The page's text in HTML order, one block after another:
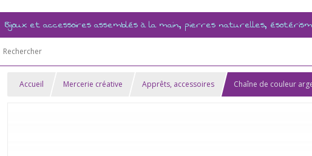
Bijoux et accessoires assemblés à la main, pierres naturelles,
Accueil Mercerie créative Apprêts, accessoires Chaîne de couleur